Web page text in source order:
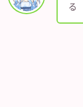
る